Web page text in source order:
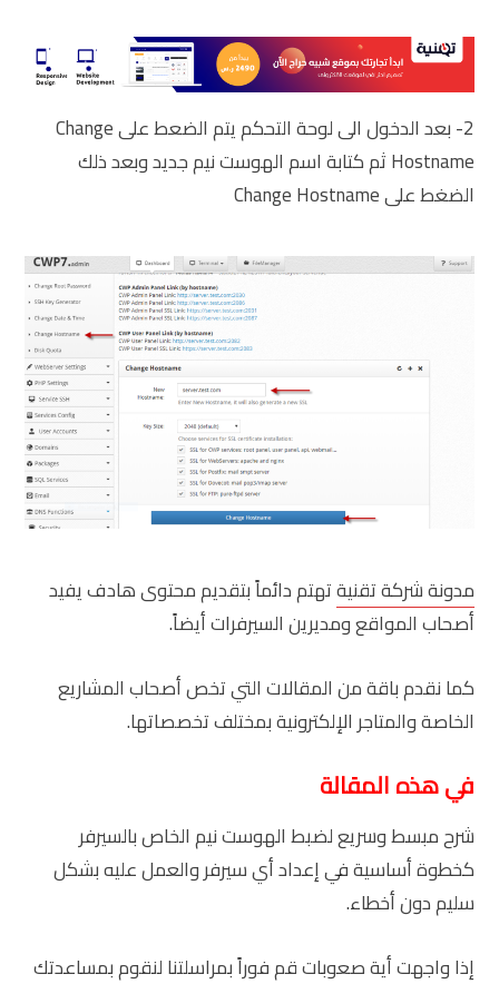
2- بعد الدخول الى لوحة التحكم يتم الضعط على Change
Hostname ثم كتابة اسم الهوست نيم جديد وبعد ذلك
الضغط على Change Hostname
مدونة شركة تقنيةتهتم دائماً بتقديم محتوى هادف يفيد
أصحاب المواقع ومديرين السيرفرات أيضاً.
كما نقدم باقة من المقالات التي تخص أصحاب المشاريع
الخاصة والمتاجر الإلكترونية بمختلف تخصصاتها.
في هذه المقالة
شرح مبسط وسريع لضبط الهوست نيم الخاص بالسيرفر
كخطوة أساسية في إعداد أي سيرفر والعمل عليه بشكل
سليم دون أخطاء.
إذا واجهت أية صعوبات قم فوراً بمراسلتنا لنقوم بمساعدتك